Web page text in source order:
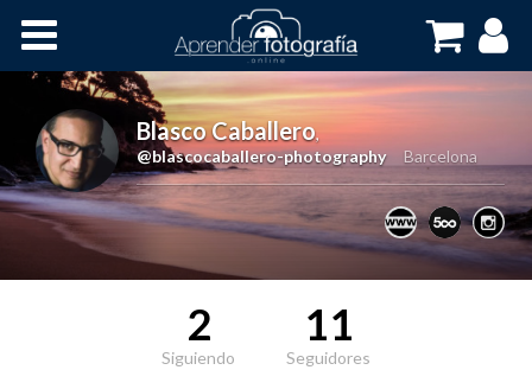
Cursos OnLine
Blasco Caballero,
@blascocaballero-photography
Barcelona
2
Siguiendo
11
Seguidores